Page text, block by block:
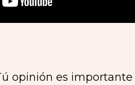
opinión es importante